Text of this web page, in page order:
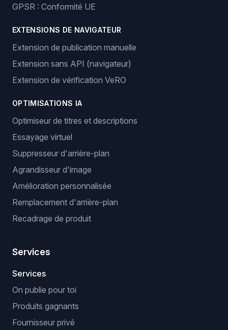
GPSR : Conformité UE
EXTENSIONS DE NAVIGATEUR
Extension de publication manuelle
Extension sans API (navigateur)
Extension de vérification VeRO
OPTIMISATIONS IA
Optimiseur de titres et descriptions
Essayage virtuel
Suppresseur d'arrière-plan
Agrandisseur d'image
Amélioration personnalisée
Remplacement d'arrière-plan
Recadrage de produit
Services
Services
On publie pour toi
Produits gagnants
Fournisseur privé